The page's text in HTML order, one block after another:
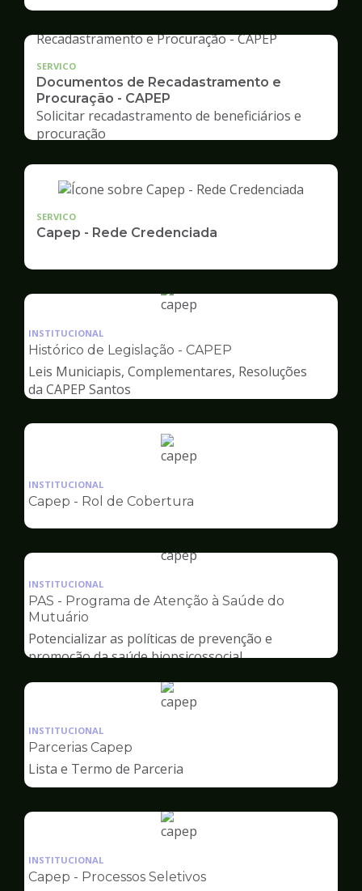
Capep
SERVICO
Documentos de Recadastramento e
Procuração - CAPEP
Solicitar recadastramento de beneficiários e
procuração
SERVICO
Capep - Rede Credenciada
Ilustração
pagina
Capep
INSTITUCIONAL
Histórico de Legislação - CAPEP
Leis Municiapis, Complementares, Resoluções
da CAPEP Santos
Ilustração
pagina
Capep
INSTITUCIONAL
Capep - Rol de Cobertura
Ilustração
pagina
Capep
INSTITUCIONAL
PAS - Programa de Atenção à Saúde do
Mutuário
Potencializar as políticas de prevenção e
promoção da saúde biopsicossocial
Ilustração
Capep
INSTITUCIONAL
Parcerias Capep
Lista e Termo de Parceria
Ilustração
pagina
INSTITUCIONAL
Capep - Processos Seletivos